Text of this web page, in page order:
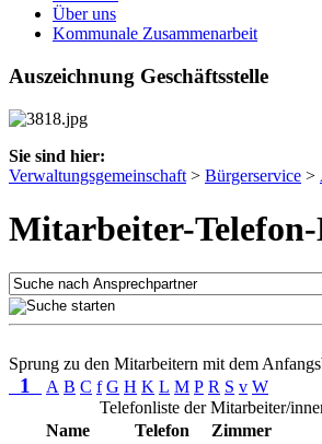
Über uns
Kommunale Zusammenarbeit
Auszeichnung Geschäftsstelle
Sie sind hier:
Verwaltungsgemeinschaft > Bürgerservice >
Mitarbeiter-
Sprung zu den Mitarbeitern mit dem
1 A B C f G H K L M P R S v W
Telefonliste der Mitarbeiter/
Name
Telefon Zimmer